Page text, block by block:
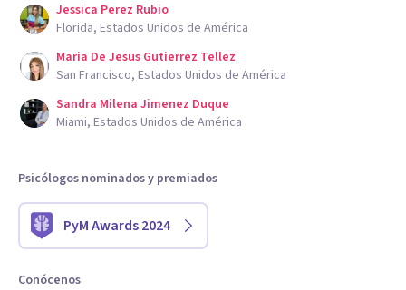
Jessica Perez Rubio
Florida, Estados Unidos de América
Maria De Jesus Gutierrez Tellez
San Francisco, Estados Unidos de América
Sandra Milena Jimenez Duque
Miami, Estados Unidos de América
Psicólogos nominados y premiados
PyM Awards 2024
Conócenos